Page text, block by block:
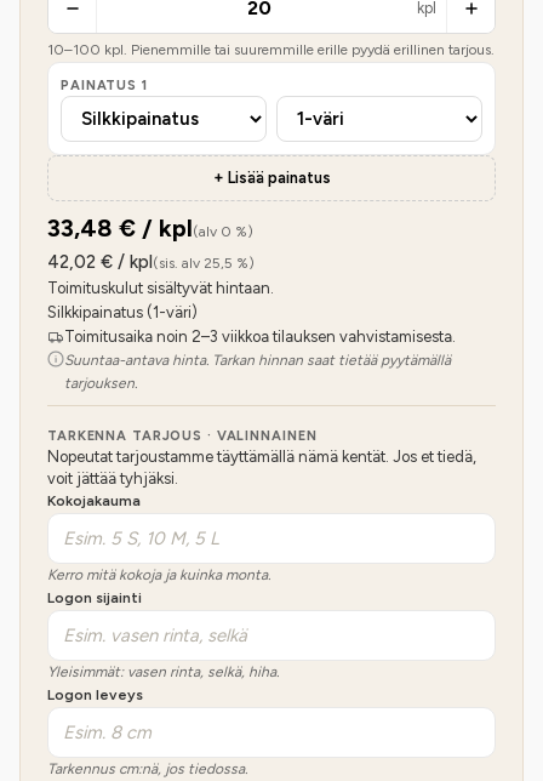
kpl
10–100 kpl. Pienemmille tai suuremmille erille pyydä erillinen tarjous.
PAINATUS 1
+ Lisää painatus
33,48 € / kpl(alv 0 %)
42,02 € / kpl(sis. alv 25,5 %)
Toimituskulut sisältyvät hintaan.
Silkkipainatus (1-väri)
Toimitusaika noin 2–3 viikkoa tilauksen vahvistamisesta.
Suuntaa-antava hinta. Tarkan hinnan saat tietää pyytämällä
tarjouksen.
TARKENNA TARJOUS · VALINNAINEN
Nopeutat tarjoustamme täyttämällä nämä kentät. Jos et tiedä,
voit jättää tyhjäksi.
Kokojakauma
Kerro mitä kokoja ja kuinka monta.
Logon sijainti
Yleisimmät: vasen rinta, selkä, hiha.
Logon leveys
Tarkennus cm:nä, jos tiedossa.